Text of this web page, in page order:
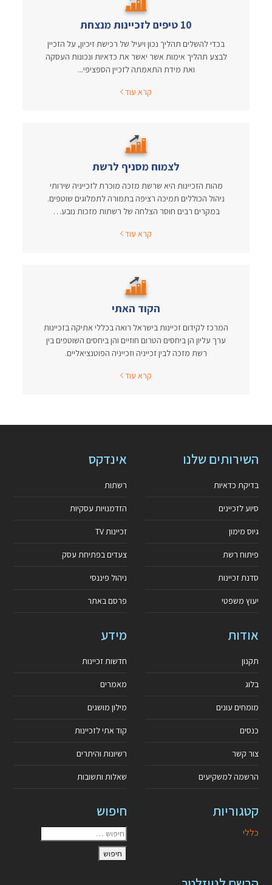
10 טיפים לזכיינות מנצחת
בכדי להשלים תהליך נכון ויעיל של רכישת זיכיון, על הזכיין
לבצע תהליך אימות אשר יאשר את כדאיות ונכונות העסקה
ואת מידת התאמתה לזכיין הספציפי...
קרא עוד
לצמוח מסניף לרשת
מהות הזכיינות היא שרשת מזכה מוכרת לזכייניה שירותי
ניהול הכוללים תמיכה רציפה בתמורה לתמלוגים שוטפים.
במקרים רבים חוסר הצלחה של רשתות מזכות נובע…
קרא עוד
הקוד האתי
המרכז לקידום זכיינות בישראל רואה בכללי אתיקה בזכיינות
ערך עליון הן ביחסים הטרום חוזיים והן ביחסים השוטפים בין
רשת מזכה לבין זכייניה וזכייניה הפוטנציאליים.
קרא עוד
השירותים שלנו
בדיקת כדאיות
סיוע לזכיינים
גיוס מימון
פיתוח רשת
סדנת זכיינות
יעוץ משפטי
אינדקס
רשתות
הזדמנויות עסקיות
זכיינות TV
צעדים בפתיחת עסק
ניהול פיננסי
פרסם באתר
אודות
תקנון
בלוג
מומחים עונים
כנסים
צור קשר
הרשמה למשקיעים
מידע
חדשות זכיינות
מאמרים
מילון מושגים
קוד אתי לזכיינות
רשיונות והיתרים
שאלות ותשובות
קטגוריות
כללי
חיפוש